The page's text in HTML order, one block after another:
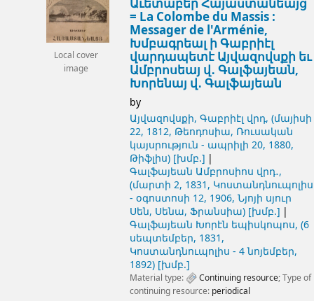
Local cover
image
Աւետաբեր Հայաստանեայց
= La Colombe du Massis :
Messager de l'Arménie,
Խմբագրեալ ի Գաբրիէլ
վարդապետէ Այվազովսքի եւ
Ամբրոսեայ վ․ Գալֆայեան,
Խորենայ վ․ Գալֆայեան
by
Այվազովսքի, Գաբրիէլ վրդ, (մայիսի
22, 1812, Թեոդոսիա, Ռուսական
կայսրություն - ապրիլի 20, 1880,
Թիֆլիս)[խմբ.]
Գալֆայեան Ամբրոսիոս վրդ․,
(մարտի 2, 1831, Կոստանդնուպոլիս
- օգոստոսի 12, 1906, Նյոյի սյուր
Սեն, Սենա, Ֆրանսիա)[խմբ.]
Գալֆայեան Խորէն եպիսկոպոս, (6
սեպտեմբեր, 1831,
Կոստանդնուպոլիս - 4 նոյեմբեր,
1892)[խմբ.]
Material type: Continuing resource; Type of
continuing resource: periodical